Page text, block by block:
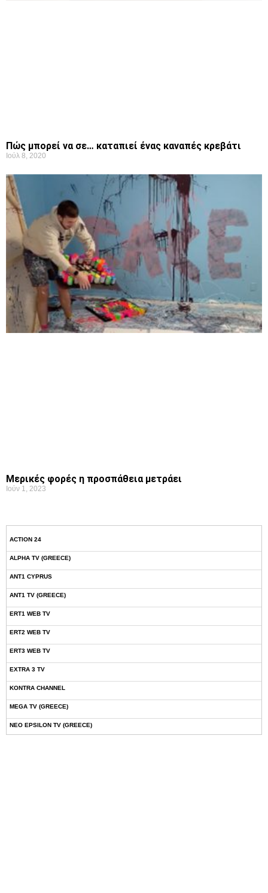
Πώς μπορεί να σε… καταπιεί ένας καναπές κρεβάτι
Ιούλ 8, 2020
Μερικές φορές η προσπάθεια μετράει
Ιούν 1, 2023
ACTION 24
ALPHA TV (GREECE)
ANT1 CYPRUS
ANT1 TV (GREECE)
ERT1 WEB TV
ERT2 WEB TV
ERT3 WEB TV
EXTRA 3 TV
KONTRA CHANNEL
MEGA TV (GREECE)
NEO EPSILON TV (GREECE)